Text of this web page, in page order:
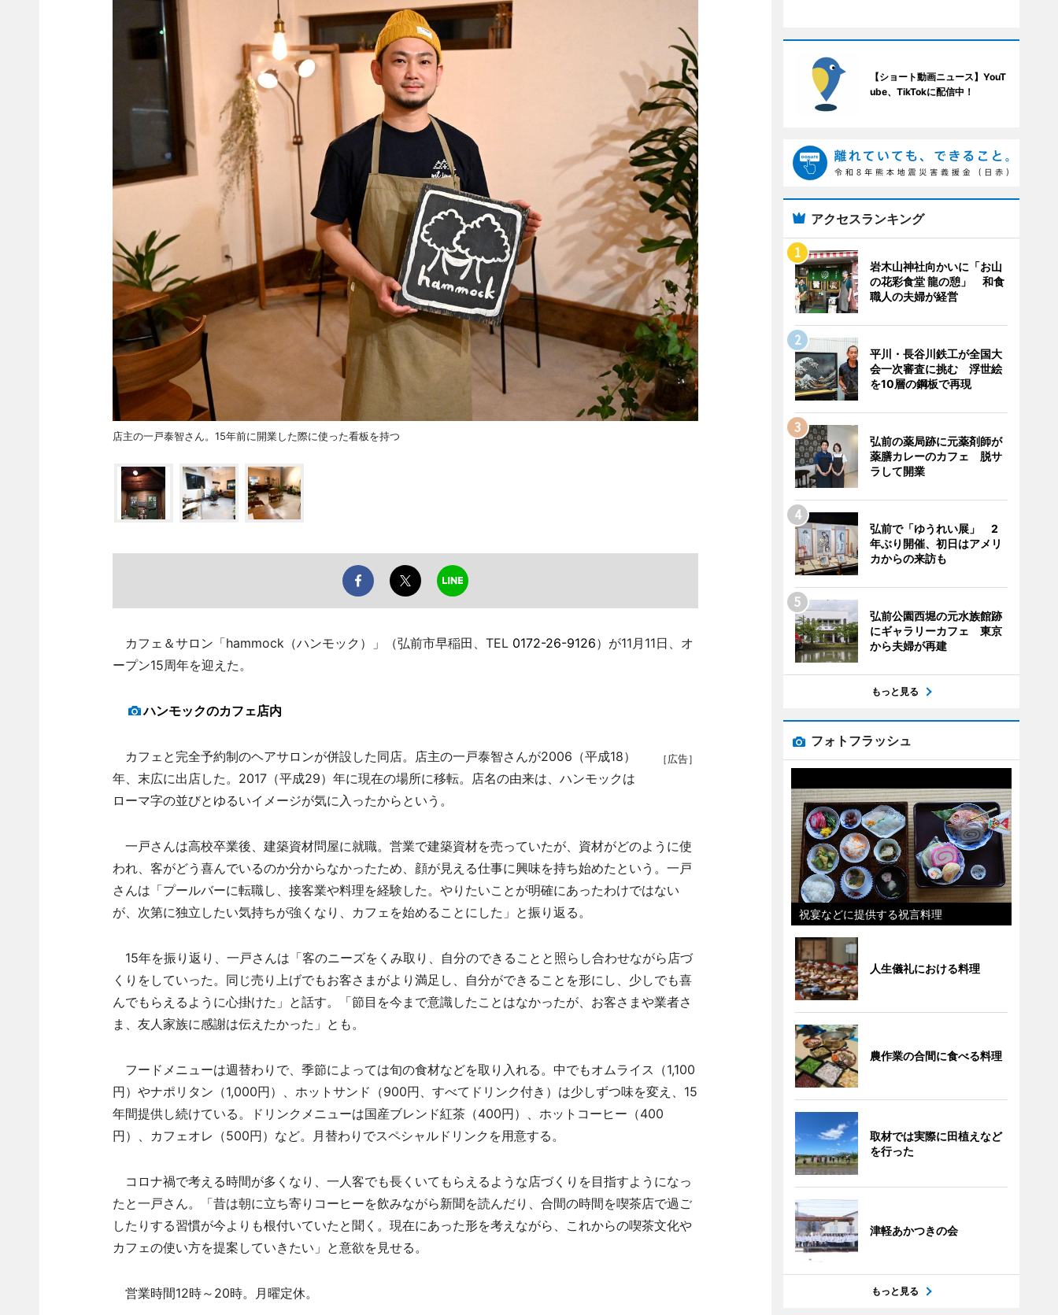
店主の一戸泰智さん。15年前に開業した際に使った看板を持つ
カフェ＆サロン「hammock（ハンモック）」（弘前市早稲田、TEL 0172-26-9126）が11月11日、オ
ープン15周年を迎えた。
ハンモックのカフェ店内
［広告］
カフェと完全予約制のヘアサロンが併設した同店。店主の一戸泰智さんが2006（平成18）
年、末広に出店した。2017（平成29）年に現在の場所に移転。店名の由来は、ハンモックは
ローマ字の並びとゆるいイメージが気に入ったからという。
一戸さんは高校卒業後、建築資材問屋に就職。営業で建築資材を売っていたが、資材がどのように使
われ、客がどう喜んでいるのか分からなかったため、顔が見える仕事に興味を持ち始めたという。一戸
さんは「プールバーに転職し、接客業や料理を経験した。やりたいことが明確にあったわけではない
が、次第に独立したい気持ちが強くなり、カフェを始めることにした」と振り返る。
15年を振り返り、一戸さんは「客のニーズをくみ取り、自分のできることと照らし合わせながら店づ
くりをしていった。同じ売り上げでもお客さまがより満足し、自分ができることを形にし、少しでも喜
んでもらえるように心掛けた」と話す。「節目を今まで意識したことはなかったが、お客さまや業者さ
ま、友人家族に感謝は伝えたかった」とも。
フードメニューは週替わりで、季節によっては旬の食材などを取り入れる。中でもオムライス（1,100
円）やナポリタン（1,000円）、ホットサンド（900円、すべてドリンク付き）は少しずつ味を変え、15
年間提供し続けている。ドリンクメニューは国産ブレンド紅茶（400円）、ホットコーヒー（400
円）、カフェオレ（500円）など。月替わりでスペシャルドリンクを用意する。
コロナ禍で考える時間が多くなり、一人客でも長くいてもらえるような店づくりを目指すようになっ
たと一戸さん。「昔は朝に立ち寄りコーヒーを飲みながら新聞を読んだり、合間の時間を喫茶店で過ご
したりする習慣が今よりも根付いていたと聞く。現在にあった形を考えながら、これからの喫茶文化や
カフェの使い方を提案していきたい」と意欲を見せる。
営業時間12時～20時。月曜定休。
【ショート動画ニュース】YouT
ube、TikTokに配信中！
アクセスランキング
岩木山神社向かいに「お山
の花彩食堂 龍の憩」 和食
職人の夫婦が経営
平川・長谷川鉄工が全国大
会一次審査に挑む 浮世絵
を10層の鋼板で再現
弘前の薬局跡に元薬剤師が
薬膳カレーのカフェ 脱サ
ラして開業
弘前で「ゆうれい展」 2
年ぶり開催、初日はアメリ
カからの来訪も
弘前公園西堀の元水族館跡
にギャラリーカフェ 東京
から夫婦が再建
もっと見る
フォトフラッシュ
祝宴などに提供する祝言料理
人生儀礼における料理
農作業の合間に食べる料理
取材では実際に田植えなど
を行った
津軽あかつきの会
もっと見る